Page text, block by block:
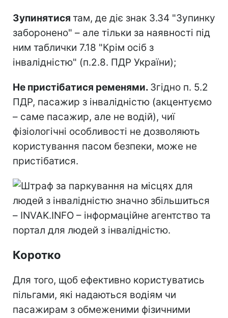
Зупинятися там, де діє знак 3.34 "Зупинку
заборонено" – але тільки за наявності під
ним таблички 7.18 "Крім осіб з
інвалідністю" (п.2.8. ПДР України);
Не пристібатися ременями. Згідно п. 5.2
ПДР, пасажир з інвалідністю (акцентуємо
– саме пасажир, але не водій), чиї
фізіологічні особливості не дозволяють
користування пасом безпеки, може не
пристібатися.
Коротко
Для того, щоб ефективно користуватись
пільгами, які надаються водіям чи
пасажирам з обмеженими фізичними